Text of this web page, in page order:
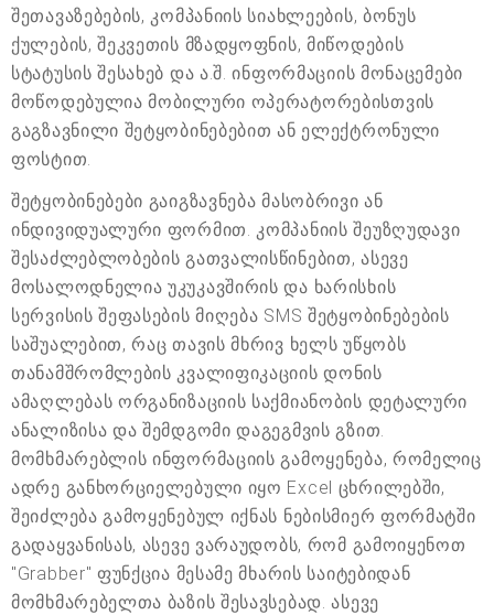
შეთავაზებების, კომპანიის სიახლეების, ბონუს
ქულების, შეკვეთის მზადყოფნის, მიწოდების
სტატუსის შესახებ და ა.შ. ინფორმაციის მონაცემები
მოწოდებულია მობილური ოპერატორებისთვის
გაგზავნილი შეტყობინებებით ან ელექტრონული
ფოსტით.
შეტყობინებები გაიგზავნება მასობრივი ან
ინდივიდუალური ფორმით. კომპანიის შეუზღუდავი
შესაძლებლობების გათვალისწინებით, ასევე
მოსალოდნელია უკუკავშირის და ხარისხის
სერვისის შეფასების მიღება SMS შეტყობინებების
საშუალებით, რაც თავის მხრივ ხელს უწყობს
თანამშრომლების კვალიფიკაციის დონის
ამაღლებას ორგანიზაციის საქმიანობის დეტალური
ანალიზისა და შემდგომი დაგეგმვის გზით.
მომხმარებლის ინფორმაციის გამოყენება, რომელიც
ადრე განხორციელებული იყო Excel ცხრილებში,
შეიძლება გამოყენებულ იქნას ნებისმიერ ფორმატში
გადაყვანისას, ასევე ვარაუდობს, რომ გამოიყენოთ
"Grabber" ფუნქცია მესამე მხარის საიტებიდან
მომხმარებელთა ბაზის შესავსებად. ასევე